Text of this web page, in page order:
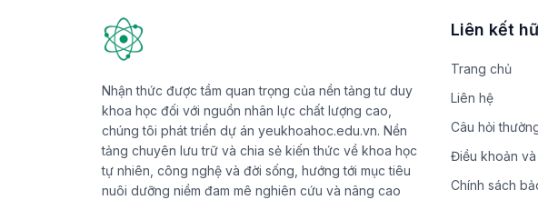
Nhận thức được tầm quan trọng của nền tảng tư duy
khoa học đối với nguồn nhân lực chất lượng cao,
chúng tôi phát triển dự án yeukhoahoc.edu.vn. Nền
tảng chuyên lưu trữ và chia sẻ kiến thức về khoa học
tự nhiên, công nghệ và đời sống, hướng tới mục tiêu
nuôi dưỡng niềm đam mê nghiên cứu và nâng cao
Liên kết
Trang chủ
Liên hệ
Câu hỏi
Điều khoản
Chính sách